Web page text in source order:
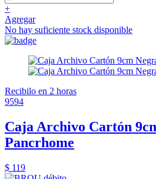
+
Agregar
No hay suficiente stock disponible
Recibilo en 2 horas
9594
Caja Archivo Cartón
Pancrhome
$ 119